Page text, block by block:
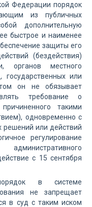
Федерации порядок
из публичных
дополнительную
быстрое и наименее
защиты его
(бездействия)
органов местного
государственных или
он не обязывает
требование о
такими
одновременно с
решений или действий
регулирование
с 15 сентября
в системе
не запрещает
в суд с таким иском